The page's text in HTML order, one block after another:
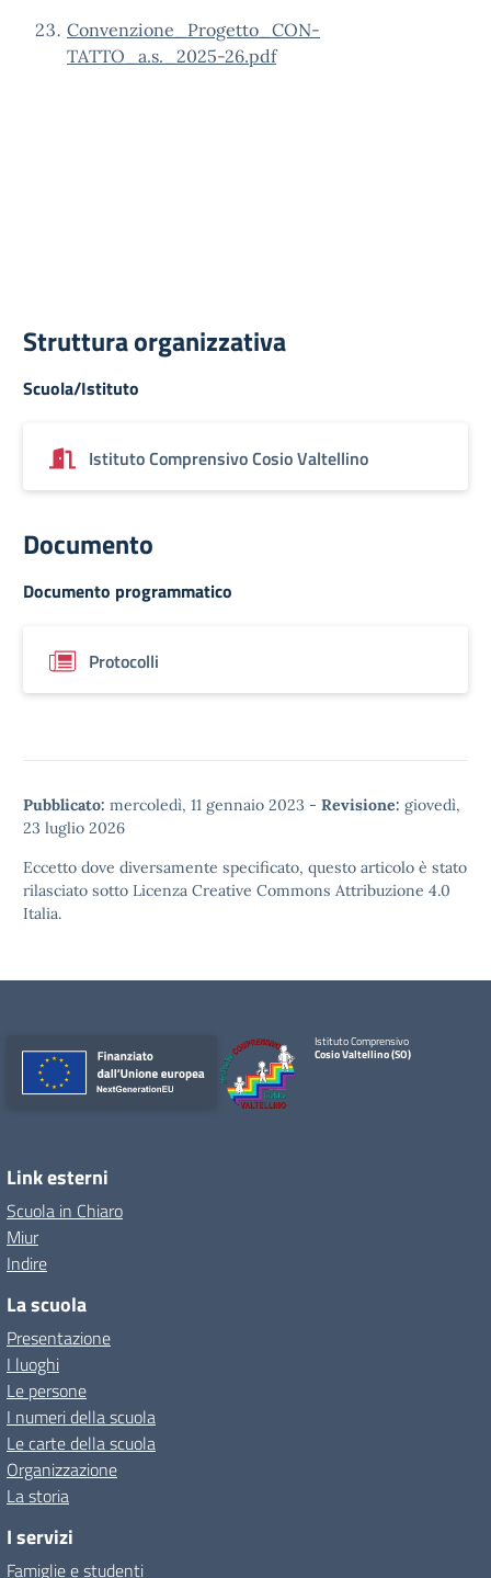
Convenzione_Progetto_CON-
TATTO_a.s._2025-26.pdf
Struttura organizzativa
Scuola/Istituto
Istituto Comprensivo Cosio Valtellino
Documento
Documento programmatico
Protocolli
Pubblicato: mercoledì, 11 gennaio 2023 - Revisione: giovedì,
23 luglio 2026
Eccetto dove diversamente specificato, questo articolo è stato
rilasciato sotto Licenza Creative Commons Attribuzione 4.0
Italia.
Istituto Comprensivo
Cosio Valtellino (SO)
Link esterni
Scuola in Chiaro
Miur
Indire
La scuola
Presentazione
I luoghi
Le persone
I numeri della scuola
Le carte della scuola
Organizzazione
La storia
I servizi
Famiglie e studenti